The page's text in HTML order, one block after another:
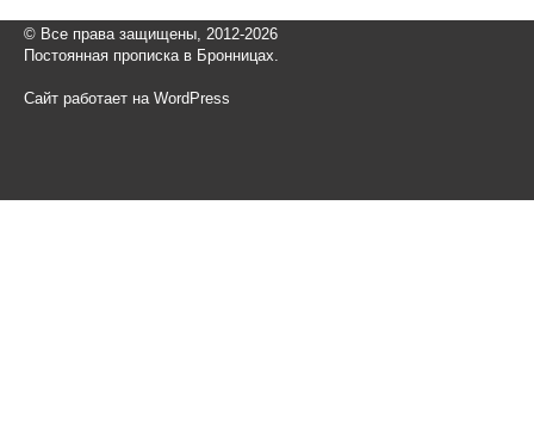
© Все права защищены, 2012-2026
Постоянная прописка в Бронницах.
Сайт работает на WordPress